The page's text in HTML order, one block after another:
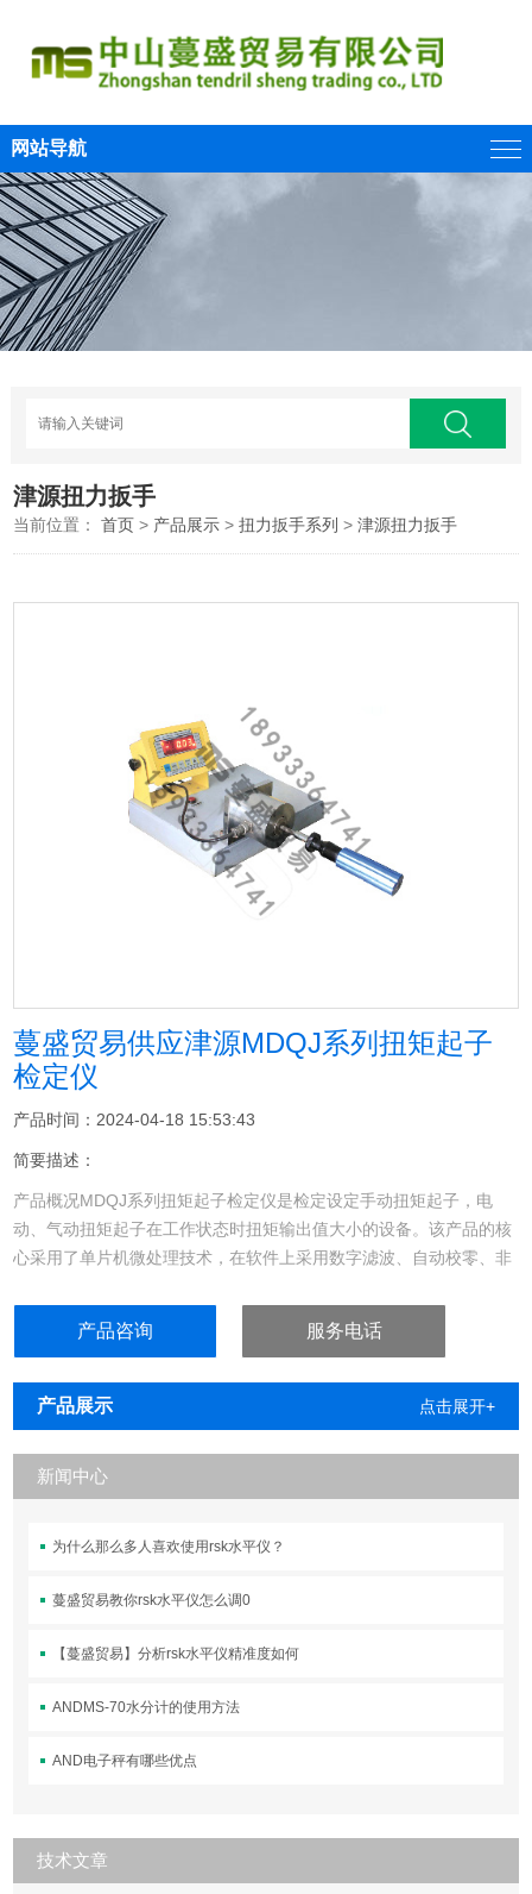
网站导航
津源扭力扳手
当前位置：首页 > 产品展示 >扭力扳手系列 >津源扭力扳手
蔓盛贸易供应津源MDQJ系列扭矩起子
检定仪
产品时间：2024-04-18 15:53:43
简要描述：
产品概况MDQJ系列扭矩起子检定仪是检定设定手动扭矩起子，电
动、气动扭矩起子在工作状态时扭矩输出值大小的设备。该产品的核
心采用了单片机微处理技术，在软件上采用数字滤波、自动校零、非
可配置RS-232标准接口传输功能，将检测数据传输到计算机进行智
产品咨询 服务电话
产品展示 点击展开+
新闻中心
为什么那么多人喜欢使用rsk水平仪？
蔓盛贸易教你rsk水平仪怎么调0
【蔓盛贸易】分析rsk水平仪精准度如何
ANDMS-70水分计的使用方法
AND电子秤有哪些优点
技术文章